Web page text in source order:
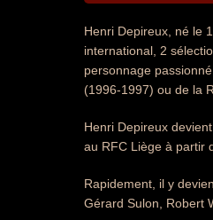
Henri Depireux, né le
international, 2
personnage
(1996-1997) ou de la
Henri Depireux
au RFC Liège à partir
Rapidement, il y
Gérard Sulon, Robert